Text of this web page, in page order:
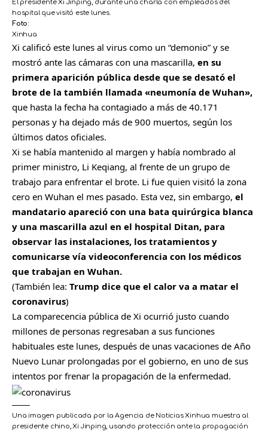
El presidente Xi Jinping, durante una charla con empleados del
hospital que visitó este lunes.
Foto:
Xinhua
Xi calificó este lunes al virus como un “demonio” y se
mostró ante las cámaras con una mascarilla, en su
primera aparición pública desde que se desató el
brote de la también llamada «neumonía de Wuhan»,
que hasta la fecha ha contagiado a más de 40.171
personas y ha dejado más de 900 muertos, según los
últimos datos oficiales.
Xi se había mantenido al margen y había nombrado al
primer ministro, Li Keqiang, al frente de un grupo de
trabajo para enfrentar el brote. Li fue quien visitó la zona
cero en Wuhan el mes pasado. Esta vez, sin embargo, el
mandatario apareció con una bata quirúrgica blanca
y una mascarilla azul en el hospital Ditan, para
observar las instalaciones, los tratamientos y
comunicarse vía videoconferencia con los médicos
que trabajan en Wuhan.
(También lea: Trump dice que el calor va a matar el
coronavirus)
La comparecencia pública de Xi ocurrió justo cuando
millones de personas regresaban a sus funciones
habituales este lunes, después de unas vacaciones de Año
Nuevo Lunar prolongadas por el gobierno, en uno de sus
intentos por frenar la propagación de la enfermedad.
Una imagen publicada por la Agencia de Noticias Xinhua muestra al
presidente chino, Xi Jinping, usando protección ante la propagación